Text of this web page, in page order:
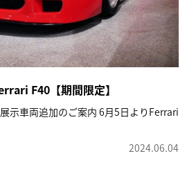
F40【期間限定】
示車両追加のご案内 6月5日よりFerrari
2024.06.04